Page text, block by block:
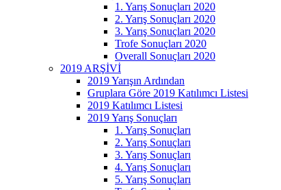
1. Yarış Sonuçları 2020
2. Yarış Sonuçları 2020
3. Yarış Sonuçları 2020
Trofe Sonuçları 2020
Overall Sonuçları 2020
2019 ARŞİVİ
2019 Yarışın Ardından
Gruplara Göre 2019 Katılımcı Listesi
2019 Katılımcı Listesi
2019 Yarış Sonuçları
1. Yarış Sonuçları
2. Yarış Sonuçları
3. Yarış Sonuçları
4. Yarış Sonuçları
5. Yarış Sonuçları